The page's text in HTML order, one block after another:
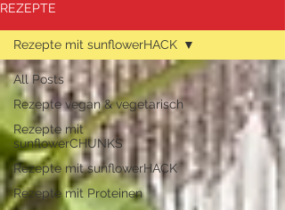
REZEPTE
All Posts
Rezepte vegan & vegetarisch
Rezepte mit
sunflowerCHUNKS
Rezepte mit sunflowerHACK
Rezepte mit Proteinen
Rezepte mit sunflowerHACK